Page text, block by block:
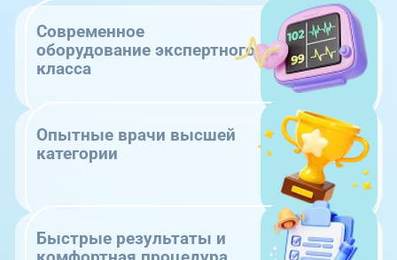
Современное
оборудование экспертного
класса
Опытные врачи высшей
категории
Быстрые результаты и